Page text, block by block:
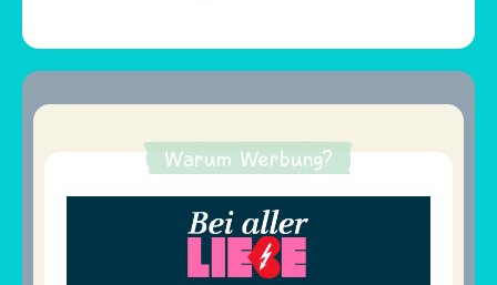
Warum Werbung?